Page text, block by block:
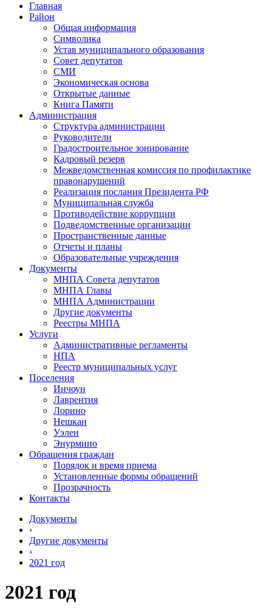
Главная
Район
Общая информация
Символика
Устав муниципального образования
Совет депутатов
СМИ
Экономическая основа
Открытые данные
Книга Памяти
Администрация
Структура администрации
Руководители
Градостроительное зонирование
Кадровый резерв
Межведомственная комиссия по профилактике
правонарушений
Реализация послания Президента РФ
Муниципальная служба
Противодействие коррупции
Подведомственные организации
Пространственные данные
Отчеты и планы
Образовательные учреждения
Документы
МНПА Совета депутатов
МНПА Главы
МНПА Администрации
Другие документы
Реестры МНПА
Услуги
Административные регламенты
НПА
Реестр муниципальных услуг
Поселения
Инчоун
Лаврентия
Лорино
Нешкан
Уэлен
Энурмино
Обращения граждан
Порядок и время приема
Установленные формы обращений
Прозрачность
Контакты
Документы
›
Другие документы
›
2021 год
2021 год